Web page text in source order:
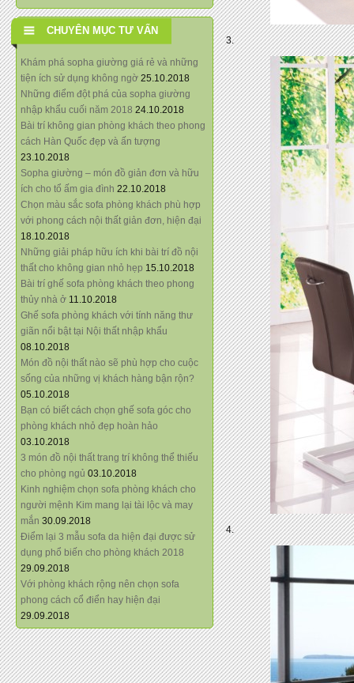
CHUYÊN MỤC TƯ VẤN
Khám phá sopha giường giá rẻ và những
tiện ích sử dụng không ngờ 25.10.2018
Những điểm đột phá của sopha giường
nhập khẩu cuối năm 2018 24.10.2018
Bài trí không gian phòng khách theo phong
cách Hàn Quốc đẹp và ấn tượng
23.10.2018
Sopha giường – món đồ giản đơn và hữu
ích cho tổ ấm gia đình 22.10.2018
Chọn màu sắc sofa phòng khách phù hợp
với phong cách nội thất giản đơn, hiện đại
18.10.2018
Những giải pháp hữu ích khi bài trí đồ nội
thất cho không gian nhỏ hẹp 15.10.2018
Bài trí ghế sofa phòng khách theo phong
thủy nhà ở 11.10.2018
Ghế sofa phòng khách với tính năng thư
giãn nổi bật tại Nội thất nhập khẩu
08.10.2018
Món đồ nội thất nào sẽ phù hợp cho cuộc
sống của những vị khách hàng bận rộn?
05.10.2018
Bạn có biết cách chọn ghế sofa góc cho
phòng khách nhỏ đẹp hoàn hảo
03.10.2018
3 món đồ nội thất trang trí không thể thiếu
cho phòng ngủ 03.10.2018
Kinh nghiệm chọn sofa phòng khách cho
người mệnh Kim mang lại tài lộc và may
mắn 30.09.2018
Điểm lại 3 mẫu sofa da hiện đại được sử
dụng phổ biến cho phòng khách 2018
29.09.2018
Với phòng khách rộng nên chọn sofa
phong cách cổ điển hay hiện đại
29.09.2018
3.
4.